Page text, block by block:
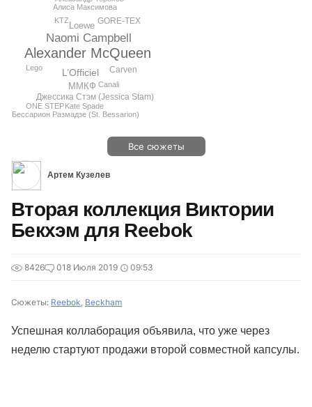
Alexander McQueen
Naomi Campbell
L’Officiel
Loewe
ММКФ
Carven
GORE-TEX
Джессика Стэм (Jessica Stam)
Kate Spade
Алиса Максимова
KTZ
Canali
Бессарион Размадзе (St. Bessarion)
Lego
ONE STEP
Все сюжеты
Артем Кузелев
Вторая коллекция Виктории
Бекхэм для Reebok
8426 018 Июля 2019 09:53
Сюжеты: Reebok, Beckham
Успешная коллаборация объявила, что уже через
неделю стартуют продажи второй совместной капсулы.